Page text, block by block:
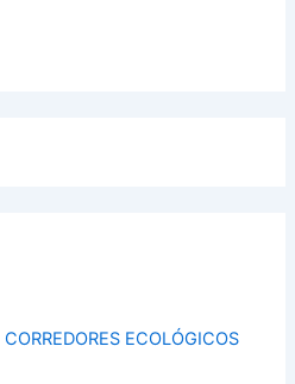
CORREDORES ECOLÓGICOS